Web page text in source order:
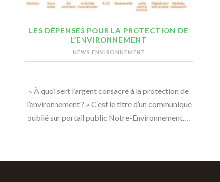
LES DÉPENSES POUR LA PROTECTION DE
L’ENVIRONNEMENT
NEWS ENVIRONNEMENT
« À quoi sert l’argent consacré à la protection de
l’environnement ? » C’est le titre d’un communiqué
publié sur portail public Notre-Environnement.…